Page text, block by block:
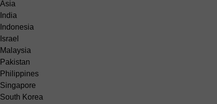
Asia
India
Indonesia
Israel
Malaysia
Pakistan
Philippines
Singapore
South Korea